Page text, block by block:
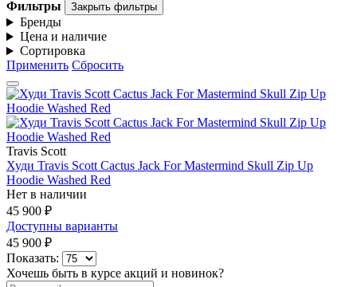
Фильтры Закрыть фильтры
Бренды
Цена и наличие
Сортировка
Применить Сбросить
Travis Scott
Худи Travis Scott Cactus Jack For Mastermind Skull Zip Up
Hoodie Washed Red
Нет в наличии
45 900 ₽
Доступны варианты
45 900 ₽
Показать:
Хочешь быть в курсе акций и новинок?